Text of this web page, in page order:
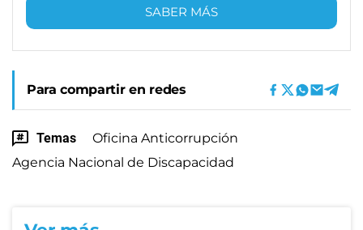
SABER MÁS
Para compartir en redes
Temas
Oficina Anticorrupción
Agencia Nacional de Discapacidad